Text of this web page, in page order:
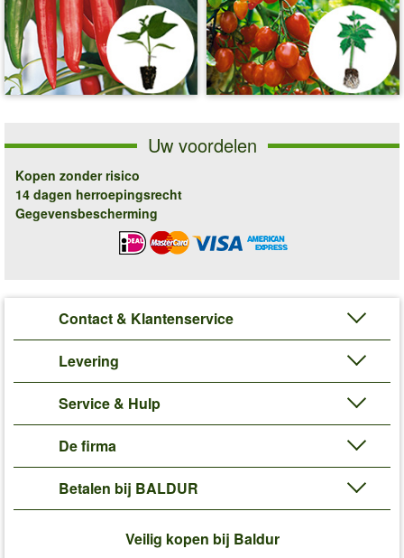
Uw voordelen
Kopen zonder risico
14 dagen herroepingsrecht
Gegevensbescherming
Contact & Klantenservice
Levering
Service & Hulp
De firma
Betalen bij BALDUR
Veilig kopen bij Baldur